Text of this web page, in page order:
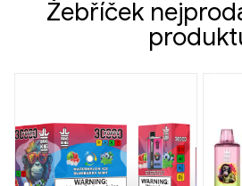
Žebříček